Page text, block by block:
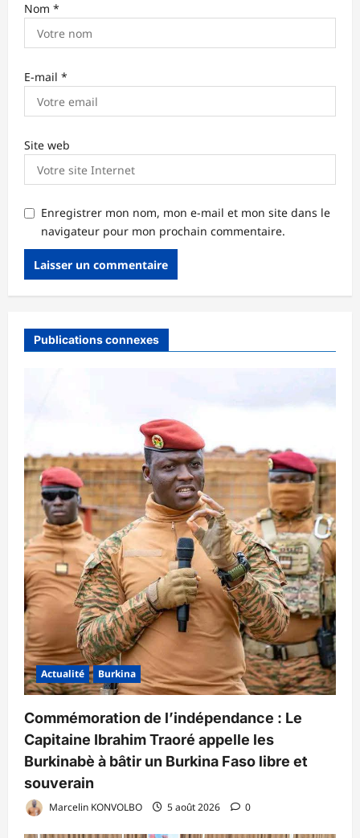
Nom *
E-mail *
Site web
Enregistrer mon nom, mon e-mail et mon site dans le
navigateur pour mon prochain commentaire.
Publications connexes
Actualité Burkina
Commémoration de l’indépendance : Le
Capitaine Ibrahim Traoré appelle les
Burkinabè à bâtir un Burkina Faso libre et
souverain
Marcelin KONVOLBO 5 août 2026 0